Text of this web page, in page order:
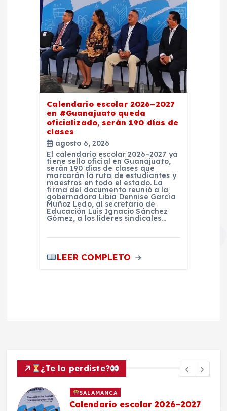
Calendario escolar 2026–2027
en #Guanajuato queda
oficializado, serán 190 días de
clases
agosto 6, 2026
El calendario escolar 2026–2027 ya
tiene sello oficial en Guanajuato,
serán 190 días de clases que
marcarán la ruta de estudiantes y
maestros en todo el estado. La
firma del documento reunió a la
gobernadora Libia Dennise García
Muñoz Ledo, al secretario de
Educación Luis Ignacio Sánchez
Gómez, a los líderes sindicales…
LEER COMPLETO
¿Te lo perdiste?
SALAMANCA
Calendario escolar 2026–2027